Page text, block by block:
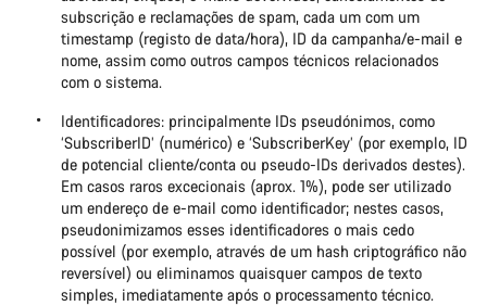
subscrição e reclamações de spam, cada um com um
timestamp (registo de data/hora), ID da campanha/e-mail e
nome, assim como outros campos técnicos relacionados
com o sistema.
Identificadores: principalmente IDs pseudónimos, como
‘SubscriberID’ (numérico) e ‘SubscriberKey’ (por exemplo, ID
de potencial cliente/conta ou pseudo‑IDs derivados destes).
Em casos raros excecionais (aprox. 1%), pode ser utilizado
um endereço de e-mail como identificador; nestes casos,
pseudonimizamos esses identificadores o mais cedo
possível (por exemplo, através de um hash criptográfico não
reversível) ou eliminamos quaisquer campos de texto
simples, imediatamente após o processamento técnico.